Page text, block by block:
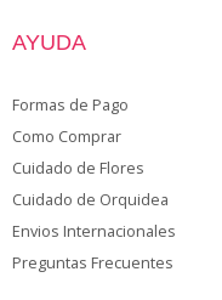
AYUDA
Formas de Pago
Como Comprar
Cuidado de Flores
Cuidado de Orquidea
Envios Internacionales
Preguntas Frecuentes